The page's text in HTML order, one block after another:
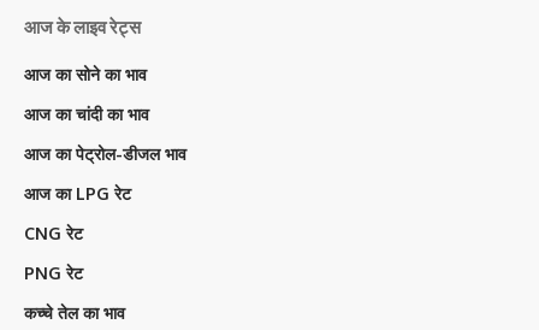
आज के लाइव रेट्स
आज का सोने का भाव
आज का चांदी का भाव
आज का पेट्रोल-डीजल भाव
आज का LPG रेट
CNG रेट
PNG रेट
कच्चे तेल का भाव